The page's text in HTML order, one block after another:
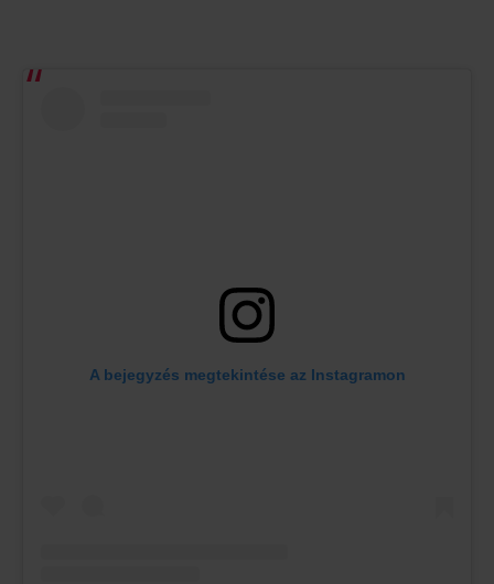
A bejegyzés megtekintése az Instagramon